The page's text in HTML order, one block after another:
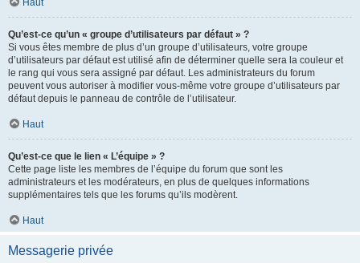
Haut
Qu’est-ce qu’un « groupe d’utilisateurs par défaut » ?
Si vous êtes membre de plus d’un groupe d’utilisateurs, votre groupe
d’utilisateurs par défaut est utilisé afin de déterminer quelle sera la couleur et
le rang qui vous sera assigné par défaut. Les administrateurs du forum
peuvent vous autoriser à modifier vous-même votre groupe d’utilisateurs par
défaut depuis le panneau de contrôle de l’utilisateur.
Haut
Qu’est-ce que le lien « L’équipe » ?
Cette page liste les membres de l’équipe du forum que sont les
administrateurs et les modérateurs, en plus de quelques informations
supplémentaires tels que les forums qu’ils modèrent.
Haut
Messagerie privée